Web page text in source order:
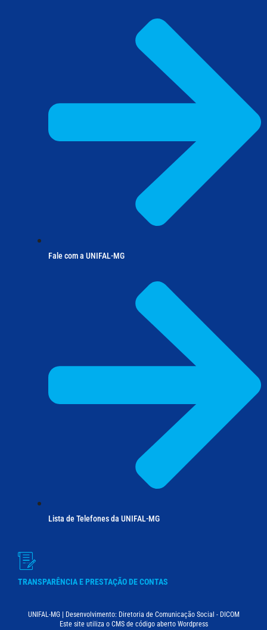
Fale com a UNIFAL-MG
Lista de Telefones da UNIFAL-MG
TRANSPARÊNCIA E PRESTAÇÃO DE CONTAS
UNIFAL-MG | Desenvolvimento: Diretoria de Comunicação Social - DICOM
Este site utiliza o CMS de código aberto Wordpress